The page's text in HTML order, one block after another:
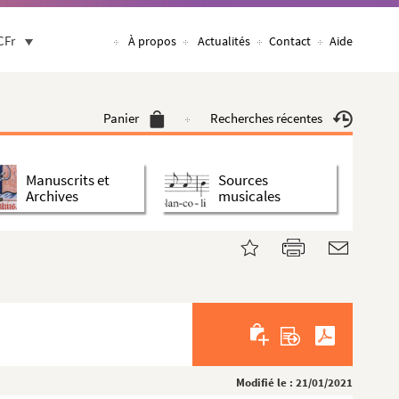
À propos Actualités Contact Aide
Panier Recherches récentes
Manuscrits et
Archives
Sources
musicales
Modifié le : 21/01/2021